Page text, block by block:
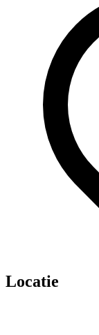
Locatie